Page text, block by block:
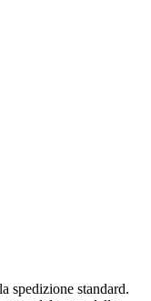
spedizione standard.